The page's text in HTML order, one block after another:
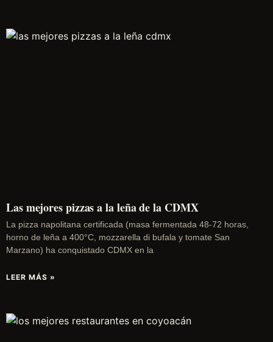
Las mejores pizzas a la leña de la CDMX
La pizza napolitana certificada (masa fermentada 48-72 horas,
horno de leña a 400°C, mozzarella di bufala y tomate San
Marzano) ha conquistado CDMX en la
LEER MÁS »